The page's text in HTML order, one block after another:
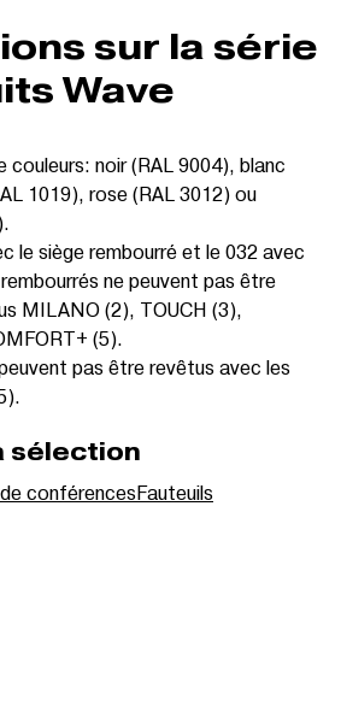
sur la série
Wave
couleurs: noir (RAL 9004), blanc
1019), rose (RAL 3012) ou
le siège rembourré et le 032 avec
ne peuvent pas être
MILANO (2), TOUCH (3),
(5).
pas être revêtus avec les
sélection
conférencesFauteuils